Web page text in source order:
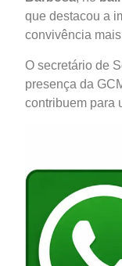
que destacou a
convivência
O secretário de
presença da
contribuem para